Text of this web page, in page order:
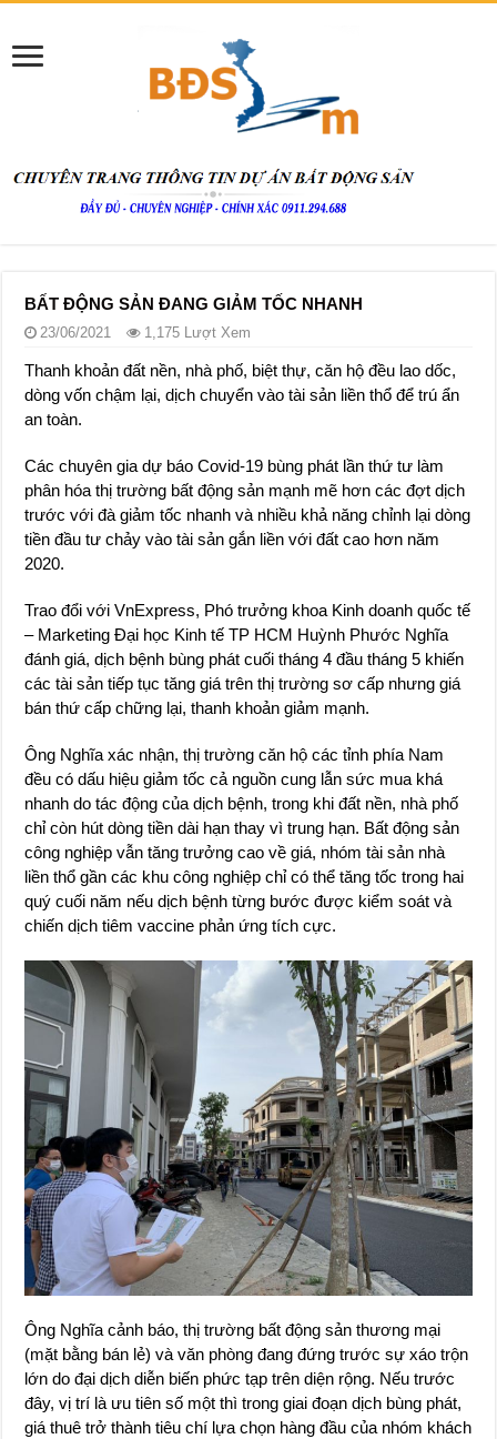
BẤT ĐỘNG SẢN ĐANG GIẢM TỐC NHANH
23/06/2021 1,175 Lượt Xem
Thanh khoản đất nền, nhà phố, biệt thự, căn hộ đều lao dốc,
dòng vốn chậm lại, dịch chuyển vào tài sản liền thổ để trú ẩn
an toàn.
Các chuyên gia dự báo Covid-19 bùng phát lần thứ tư làm
phân hóa thị trường bất động sản mạnh mẽ hơn các đợt dịch
trước với đà giảm tốc nhanh và nhiều khả năng chỉnh lại dòng
tiền đầu tư chảy vào tài sản gắn liền với đất cao hơn năm
2020.
Trao đổi với VnExpress, Phó trưởng khoa Kinh doanh quốc tế
– Marketing Đại học Kinh tế TP HCM Huỳnh Phước Nghĩa
đánh giá, dịch bệnh bùng phát cuối tháng 4 đầu tháng 5 khiến
các tài sản tiếp tục tăng giá trên thị trường sơ cấp nhưng giá
bán thứ cấp chững lại, thanh khoản giảm mạnh.
Ông Nghĩa xác nhận, thị trường căn hộ các tỉnh phía Nam
đều có dấu hiệu giảm tốc cả nguồn cung lẫn sức mua khá
nhanh do tác động của dịch bệnh, trong khi đất nền, nhà phố
chỉ còn hút dòng tiền dài hạn thay vì trung hạn. Bất động sản
công nghiệp vẫn tăng trưởng cao về giá, nhóm tài sản nhà
liền thổ gần các khu công nghiệp chỉ có thể tăng tốc trong hai
quý cuối năm nếu dịch bệnh từng bước được kiểm soát và
chiến dịch tiêm vaccine phản ứng tích cực.
Ông Nghĩa cảnh báo, thị trường bất động sản thương mại
(mặt bằng bán lẻ) và văn phòng đang đứng trước sự xáo trộn
lớn do đại dịch diễn biến phức tạp trên diện rộng. Nếu trước
đây, vị trí là ưu tiên số một thì trong giai đoạn dịch bùng phát,
giá thuê trở thành tiêu chí lựa chọn hàng đầu của nhóm khách